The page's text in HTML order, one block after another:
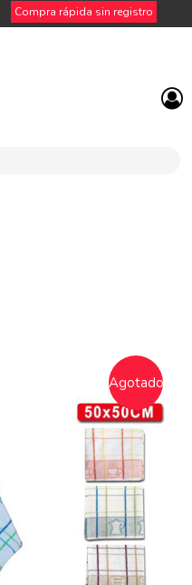
Compra rápida sin registro
Agotado